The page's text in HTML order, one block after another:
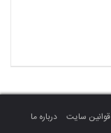
قوانین سایت
درباره ما